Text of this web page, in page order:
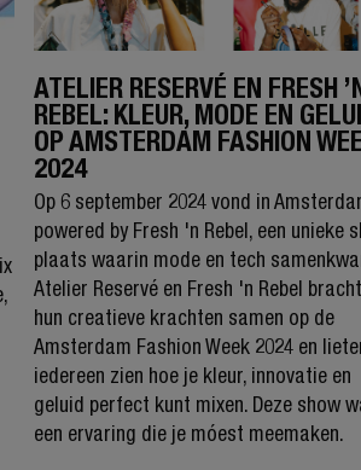
ATELIER RESERVÉ EN FRESH
REBEL: KLEUR, MODE EN
OP AMSTERDAM FASHION
2024
Op 6 september 2024 vond in
powered by Fresh 'n Rebel, een unieke
plaats waarin mode en tech
Atelier Reservé en Fresh 'n Rebel
hun creatieve krachten samen op de
Amsterdam Fashion Week 2024 en
iedereen zien hoe je kleur, innovatie en
geluid perfect kunt mixen. Deze show
een ervaring die je móest meemaken.